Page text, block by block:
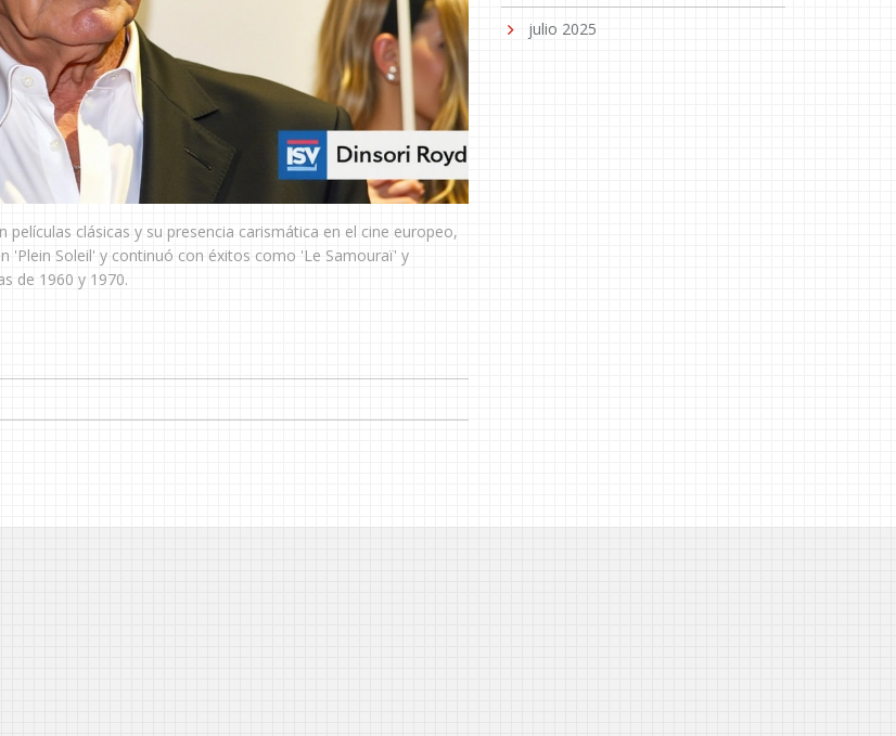
clásicas y su presencia carismática en el cine europeo,
'Plein Soleil' y continuó con éxitos como 'Le Samouraï' y
de 1960 y 1970.
julio 2025